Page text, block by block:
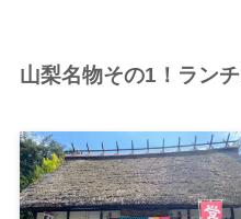
山梨名物その1！ランチ